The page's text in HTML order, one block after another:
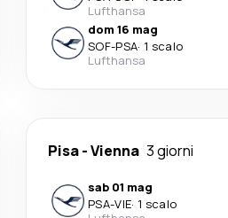
Lufthansa
dom 16 mag
SOF-PSA· 1 scalo
Lufthansa
Pisa-Vienna 3 giorni
sab 01 mag
PSA-VIE· 1 scalo